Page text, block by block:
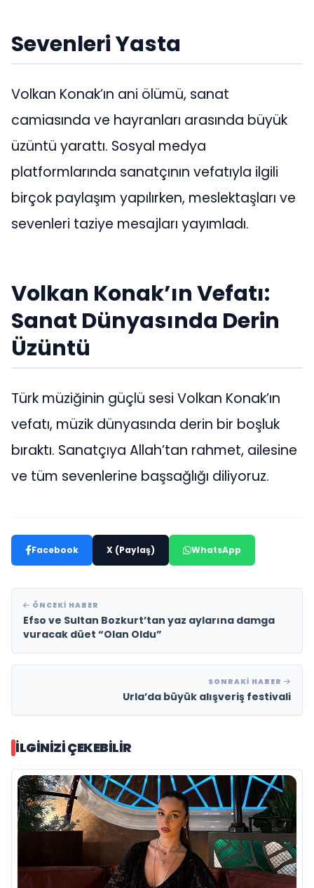
Sevenleri Yasta
Volkan Konak’ın ani ölümü, sanat
camiasında ve hayranları arasında büyük
üzüntü yarattı. Sosyal medya
platformlarında sanatçının vefatıyla ilgili
birçok paylaşım yapılırken, meslektaşları ve
sevenleri taziye mesajları yayımladı.
Volkan Konak’ın Vefatı:
Sanat Dünyasında Derin
Üzüntü
Türk müziğinin güçlü sesi Volkan Konak’ın
vefatı, müzik dünyasında derin bir boşluk
bıraktı. Sanatçıya Allah’tan rahmet, ailesine
ve tüm sevenlerine başsağlığı diliyoruz.
Facebook X (Paylaş) WhatsApp
ÖNCEKI HABER
Efso ve Sultan Bozkurt’tan yaz aylarına damga
vuracak düet “Olan Oldu”
SONRAKI HABER
Urla’da büyük alışveriş festivali
İLGINIZI ÇEKEBILIR